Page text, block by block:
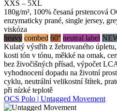
XXS – 5XL
180g/m², 100% česaná prstencová
enzymaticky prané, single jersey,
viskóza
heavy combed 60° neutral label
Kulatý výstřih z žebrovaného
kosti tón v tónu, měkké na omak,
bez živočišných přísad, výpočet
vyhodnocení dopadu na životní
cyklu, neutrální velikostní štítek,
při nízké teplotě
OCS Polo | Untagged Movement